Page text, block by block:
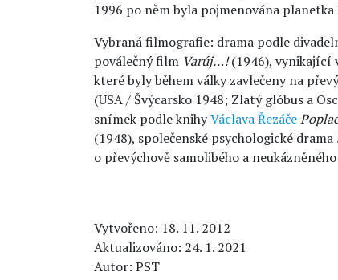
1996 po něm byla pojmenována planetka
Vybraná filmografie: drama podle
poválečný film Varúj…!(1946), vynikající
které byly během války zavlečeny na
(USA / Švýcarsko 1948; Zlatý glóbus a
snímek podle knihyVáclava Řezáče
(1948), společenské psychologické drama
o převýchově samolibého a
Vytvořeno: 18. 11. 2012
Aktualizováno: 24. 1. 2021
Autor: PST